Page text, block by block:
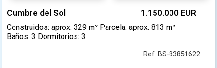
Cumbre del Sol 1.150.000 EUR
Construidos: aprox. 329 m² Parcela: aprox. 813 m²
Baños: 3 Dormitorios: 3
Ref. BS-83851622